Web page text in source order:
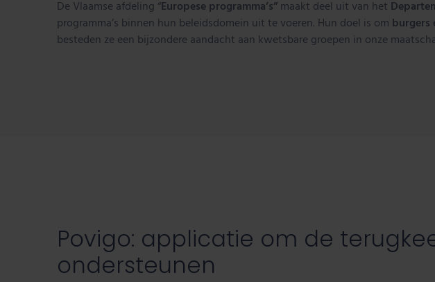
De Vlaamse afdeling “Europese programma’s” maakt deel uit van het
programma’s binnen hun beleidsdomein uit te voeren. Hun doel is om burgers
besteden ze een bijzondere aandacht aan kwetsbare groepen in onze
Povigo: applicatie om de
ondersteunen